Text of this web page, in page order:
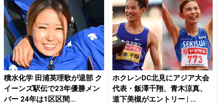
積水化学 田浦英理歌が退部 ク
イーンズ駅伝で23年優勝メン
バー 24年は1区区間...
ホクレンDC北見にアジア大会
代表・飯澤千翔、青木涼真、
道下美槻がエントリー | ...